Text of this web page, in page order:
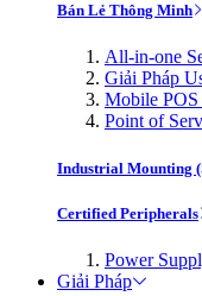
Bán Lẻ Thông Minh
All-in-one
Giải Pháp
Mobile POS
Point of
Industrial Mounting
Certified Peripherals
Power
Giải Pháp